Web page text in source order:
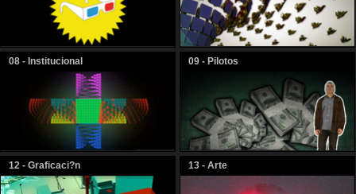
08 - Institucional 09 - Pilotos
12 - Graficaci?n 13 - Arte